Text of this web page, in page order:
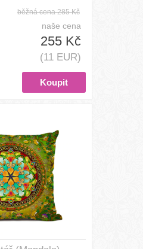
běžná cena285 Kč
naše cena
255 Kč
(11 EUR)